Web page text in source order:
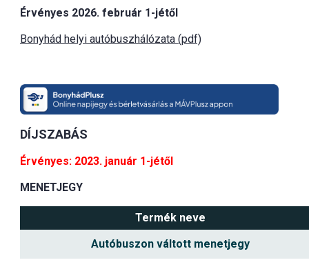
Érvényes 2026. február 1-jétől
Bonyhád helyi autóbuszhálózata (pdf)
DÍJSZABÁS
Érvényes: 2023. január 1-jétől
MENETJEGY
Termék neve
Autóbuszon váltott menetjegy